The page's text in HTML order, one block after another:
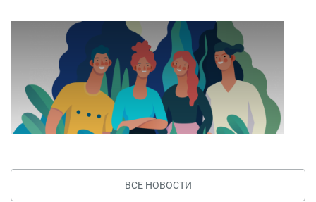
ВСЕ НОВОСТИ